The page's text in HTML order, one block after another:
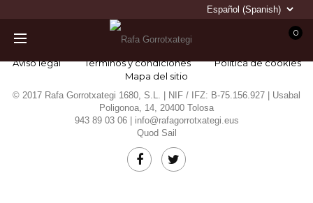
0
Aviso legal Términos y condiciones
Política de cookies
Mapa del sitio
© 2017 Rafa Gorrotxategi 1680, S.L. | NIF / IFZ: B-75.156.927 | Usabal
Poligonoa, 14, 20400 Tolosa
943 89 03 06 | info@rafagorrotxategi.eus
Quod Sail